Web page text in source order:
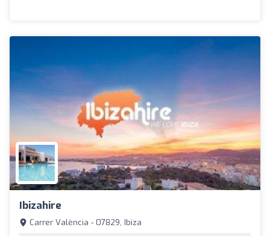
Ibizahire
Carrer València - 07829, Ibiza